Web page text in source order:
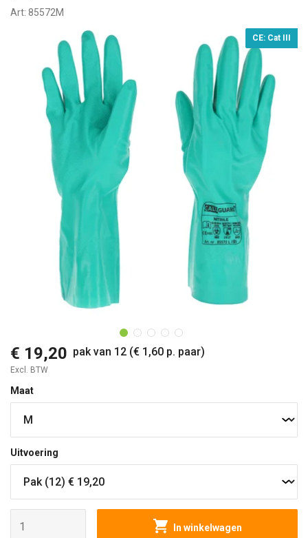
Art: 85572M
CE: Cat III
€ 19,20 pak van 12 (€ 1,60 p. paar)
Excl. BTW
Maat
Uitvoering
In winkelwagen